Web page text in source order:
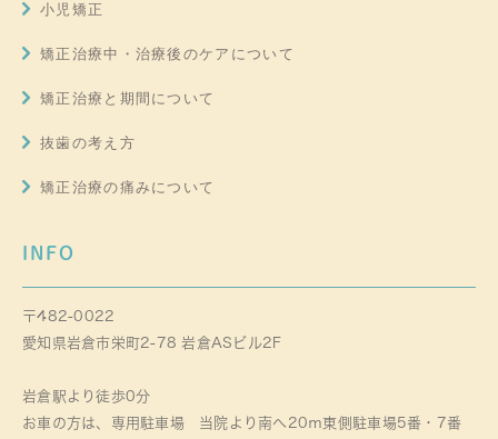
小児矯正
矯正治療中・治療後のケアについて
矯正治療と期間について
抜歯の考え方
矯正治療の痛みについて
INFO
〒482-0022
愛知県岩倉市栄町2-78 岩倉ASビル2F
岩倉駅より徒歩0分
お車の方は、専用駐車場 当院より南へ20ｍ東側駐車場5番・7番